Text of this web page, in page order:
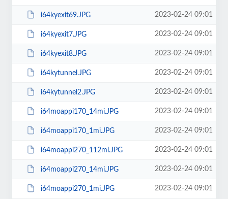
i64kyexit69.JPG 2023-02-24 09:01
i64kyexit7.JPG 2023-02-24 09:01
i64kyexit8.JPG 2023-02-24 09:01
i64kytunnel.JPG 2023-02-24 09:01
i64kytunnel2.JPG 2023-02-24 09:01
i64moappi170_14mi.JPG 2023-02-24 09:01
i64moappi170_1mi.JPG 2023-02-24 09:01
i64moappi270_112mi.JPG 2023-02-24 09:01
i64moappi270_14mi.JPG 2023-02-24 09:01
i64moappi270_1mi.JPG 2023-02-24 09:01